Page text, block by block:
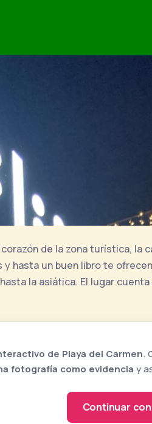
de la zona turística, la
y hasta un buen libro te
la asiática. El lugar
de Playa del Carmen.
fotografía como evidencia y
Continuar